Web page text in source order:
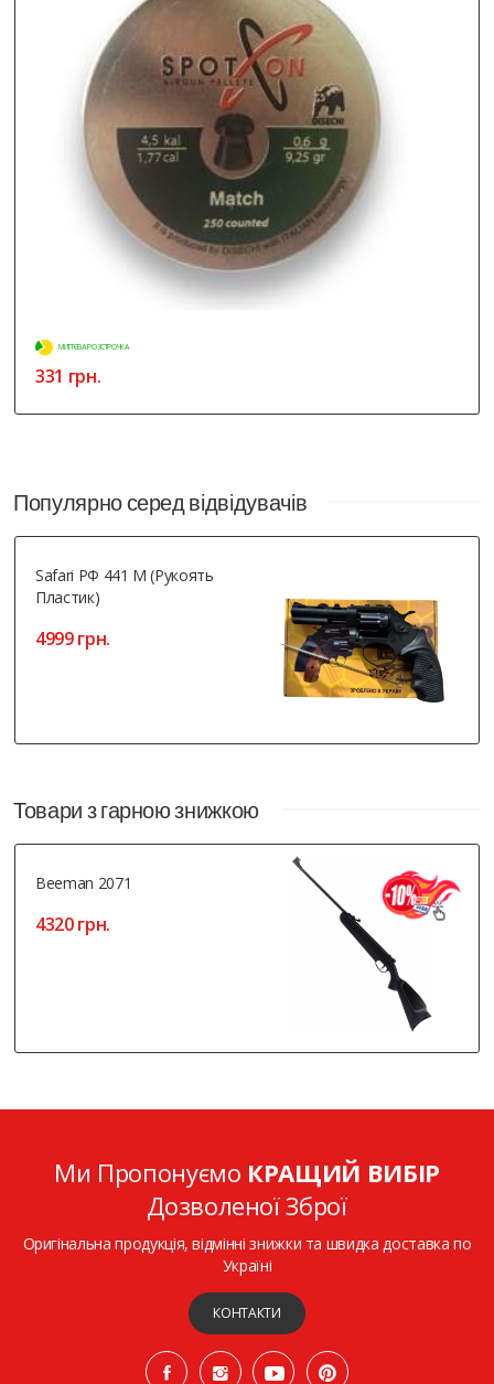
МИТТЄВА РОЗСТРОЧКА
331 грн.
Популярно серед відвідувачів
Safari РФ 441 М (рукоять
Пластик)
4999 грн.
Товари з гарною знижкою
Beeman 2071
4320 грн.
Ми Пропонуємо КРАЩИЙ ВИБІР
Дозволеної Зброї
Оригінальна продукція, відмінні знижки та швидка доставка по
Україні
КОНТАКТИ